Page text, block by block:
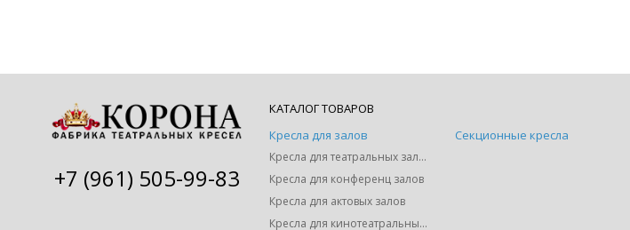
+7 (961) 505-99-83
КАТАЛОГ ТОВАРОВ
Кресла для залов
Кресла для театральных залов
Кресла для конференц залов
Кресла для актовых залов
Кресла для кинотеатральных залов
Секционные кресла